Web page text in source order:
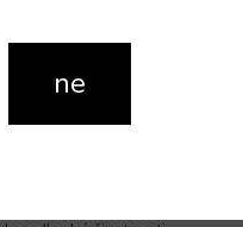
Toto výčepní zařízení lze
ne